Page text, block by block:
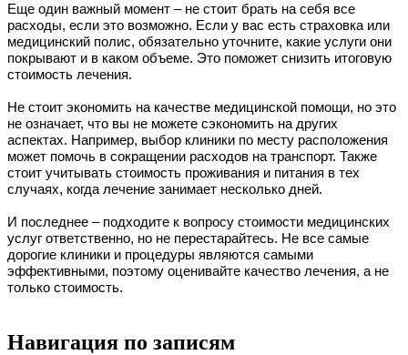
Еще один важный момент – не стоит брать на себя все
расходы, если это возможно. Если у вас есть страховка или
медицинский полис, обязательно уточните, какие услуги они
покрывают и в каком объеме. Это поможет снизить итоговую
стоимость лечения.
Не стоит экономить на качестве медицинской помощи, но это
не означает, что вы не можете сэкономить на других
аспектах. Например, выбор клиники по месту расположения
может помочь в сокращении расходов на транспорт. Также
стоит учитывать стоимость проживания и питания в тех
случаях, когда лечение занимает несколько дней.
И последнее – подходите к вопросу стоимости медицинских
услуг ответственно, но не перестарайтесь. Не все самые
дорогие клиники и процедуры являются самыми
эффективными, поэтому оценивайте качество лечения, а не
только стоимость.
Навигация по записям